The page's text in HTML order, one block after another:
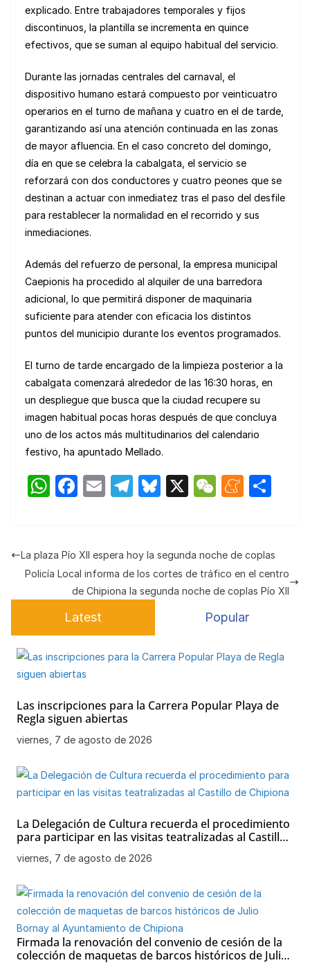
explicado. Entre trabajadores temporales y fijos
discontinuos, la plantilla se incrementa en quince
efectivos, que se suman al equipo habitual del servicio.
Durante las jornadas centrales del carnaval, el
dispositivo humano estará compuesto por veinticuatro
operarios en el turno de mañana y cuatro en el de tarde,
garantizando así una atención continuada en las zonas
de mayor afluencia. En el caso concreto del domingo,
día en que se celebra la cabalgata, el servicio se
reforzará con dos conductores y cuatro peones que se
destinan a actuar con inmediatez tras el paso del desfile
para restablecer la normalidad en el recorrido y sus
inmediaciones.
Además del refuerzo de personal, la empresa municipal
Caepionis ha procedido al alquiler de una barredora
adicional, lo que permitirá disponer de maquinaria
suficiente para atender con eficacia los distintos
puntos del municipio durante los eventos programados.
El turno de tarde encargado de la limpieza posterior a la
cabalgata comenzará alrededor de las 16:30 horas, en
un despliegue que busca que la ciudad recupere su
imagen habitual pocas horas después de que concluya
uno de los actos más multitudinarios del calendario
festivo, ha apuntado Mellado.
W
s
A
p
F
e
b
o
o
k
E
T
gr
a
m
Bl
s
k
y
X
W
h
at
M
e
a
m
e
p
ar
tir
La plaza Pío XII espera hoy la segunda noche de coplas
Policía Local informa de los cortes de tráfico en el centro
de Chipiona la segunda noche de coplas Pío XII
Latest Popular
Las inscripciones para la Carrera Popular Playa de
Regla siguen abiertas
viernes, 7 de agosto de 2026
La Delegación de Cultura recuerda el procedimiento
para participar en las visitas teatralizadas al Castillo
viernes, 7 de agosto de 2026
Firmada la renovación del convenio de cesión de la
colección de maquetas de barcos históricos de Julio